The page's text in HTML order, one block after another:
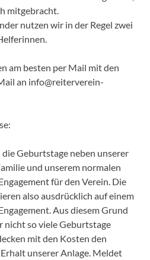
mitgebracht.
nutzen wir in der Regel zwei
am besten per Mail mit den
an info@reiterverein-
Geburtstage neben unserer
und unserem normalen
für den Verein. Die
also ausdrücklich auf einem
Aus diesem Grund
nicht so viele Geburtstage
mit den Kosten den
unserer Anlage. Meldet